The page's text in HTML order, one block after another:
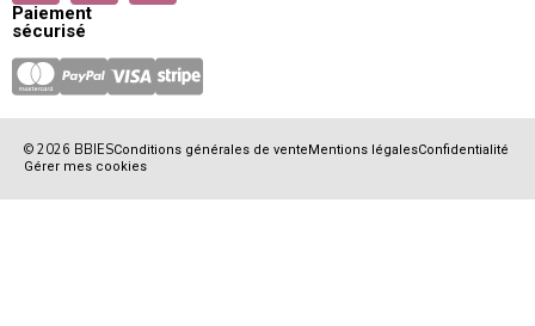
Paiement
sécurisé
© 2026 BBIESConditions générales de venteMentions légalesConfidentialité
Gérer mes cookies